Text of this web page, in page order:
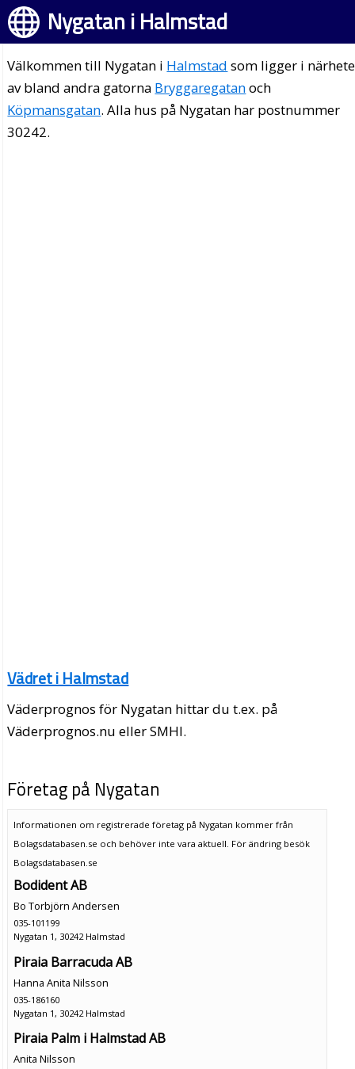
Nygatan i Halmstad
Välkommen till Nygatan i Halmstad som ligger i
av bland andra gatorna Bryggaregatanoch
Köpmansgatan. Alla hus på Nygatan har postnummer
30242.
Vädret i Halmstad
Väderprognos för Nygatan hittar du t.ex. på
Väderprognos.nu eller SMHI.
Företag på Nygatan
Informationen om registrerade företag på Nygatan kommer från
Bolagsdatabasen.se och behöver inte vara aktuell. För ändring besök
Bolagsdatabasen.se
Bodident AB
Bo Torbjörn Andersen
035-101199
Nygatan 1, 30242 Halmstad
Piraia Barracuda AB
Hanna Anita Nilsson
035-186160
Nygatan 1, 30242 Halmstad
Piraia Palm i Halmstad AB
Anita Nilsson